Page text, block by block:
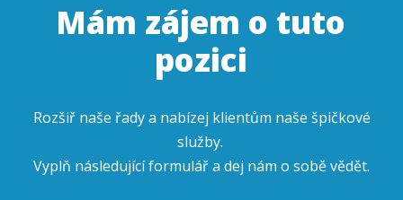
Mám zájem o tuto
pozici
Rozšiř naše řady a nabízej klientům naše špičkové
služby.
Vyplň následující formulář a dej nám o sobě vědět.